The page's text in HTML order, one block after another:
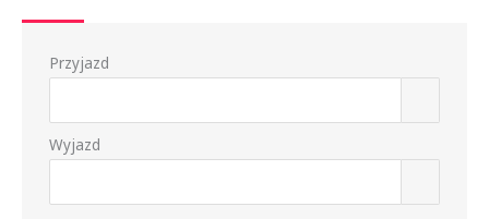
Przyjazd
Wyjazd